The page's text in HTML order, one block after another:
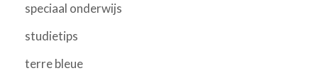
speciaal onderwijs
studietips
terre bleue